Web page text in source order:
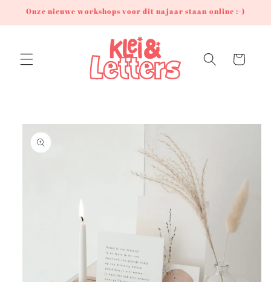
naar de
content
Onze nieuwe workshops voor dit najaar staan online :-)
Winkelwagen
Ga direct naar
productinformatie